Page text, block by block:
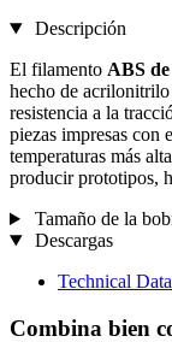
Descripción
El filamento ABS
hecho de
resistencia a la
piezas impresas con
temperaturas más
producir prototipos,
Tamaño de la
Descargas
Technical
Combina bien